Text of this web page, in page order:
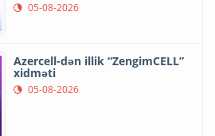
05-08-2026
Azercell-dən illik “ZengimCELL”
xidməti
05-08-2026